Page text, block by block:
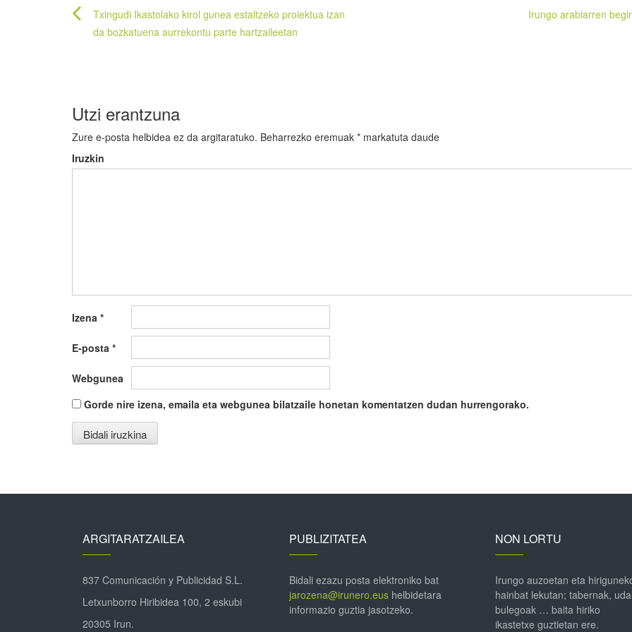
Bidalketetan
zehar
Txingudi Ikastolako kirol gunea estaltzeko proiektua izan
da bozkatuena aurrekontu parte hartzaileetan
Irungo arabiarren
Utzi erantzuna
Zure e-posta helbidea ez da argitaratuko. Beharrezko eremuak * markatuta daude
Iruzkin
Izena *
E-posta *
Webgunea
Gorde nire izena, emaila eta webgunea bilatzaile honetan komentatzen dudan hurrengorako.
ARGITARATZAILEA
837 Comunicación y Publicidad S.L.
Letxunborro Hiribidea 100, 2 eskubi
20305 Irun.
PUBLIZITATEA
Bidali ezazu posta elektroniko bat
jarozena@irunero.eushelbidetara
informazio guztia jasotzeko.
NON LORTU
Irungo auzoetan eta
hainbat lekutan; tabernak,
bulegoak … baita hiriko
ikastetxe guztietan ere.